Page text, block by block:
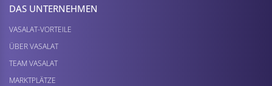
DAS UNTERNEHMEN
VASALAT-VORTEILE
ÜBER VASALAT
TEAM VASALAT
MARKTPLÄTZE